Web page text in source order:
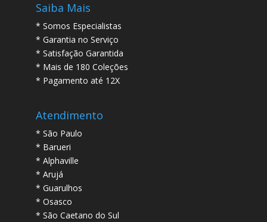
Saiba Mais
* Somos Especialistas
* Garantia no Serviço
* Satisfação Garantida
* Mais de 180 Coleções
* Pagamento até 12X
Atendimento
* São Paulo
* Barueri
* Alphaville
* Arujá
* Guarulhos
* Osasco
* São Caetano do Sul